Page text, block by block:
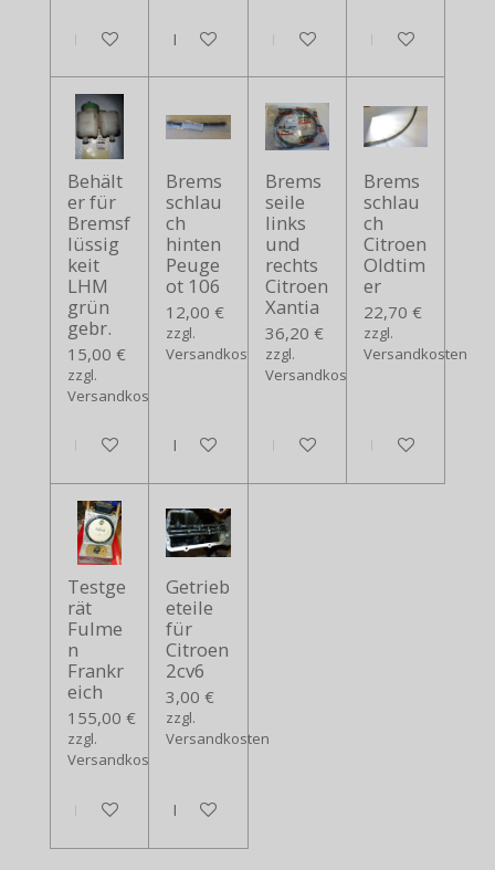
In den WarenkorbIn den WarenkorbIn den Warenkorb
In den
Behält
er für
Bremsf
lüssig
keit
LHM
grün
gebr.
15,00 €
zzgl.
Versandkosten
In den Warenkorb
Brems
schlau
ch
hinten
Peuge
ot 106
12,00 €
zzgl.
Versandkosten
In den Warenkorb
Brems
seile
links
und
rechts
Citroen
Xantia
36,20 €
zzgl.
Versandkosten
In den Warenkorb
Brems
schlau
ch
Citroen
Oldtim
er
22,70 €
zzgl.
Versandkosten
In den
Testge
rät
Fulme
n
Frankr
eich
155,00 €
zzgl.
Versandkosten
In den Warenkorb
Getrieb
eteile
für
Citroen
2cv6
3,00 €
zzgl.
Versandkosten
In den Warenkorb